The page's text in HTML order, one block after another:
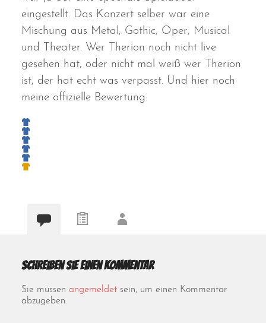
eingestellt. Das Konzert selber war eine
Mischung aus Metal, Gothic, Oper, Musical
und Theater. Wer Therion noch nicht live
gesehen hat, oder nicht mal weiß wer Therion
ist, der hat echt was verpasst. Und hier noch
meine offizielle Bewertung:
Schreiben Sie einen Kommentar
Sie müssen angemeldetsein, um einen Kommentar
abzugeben.